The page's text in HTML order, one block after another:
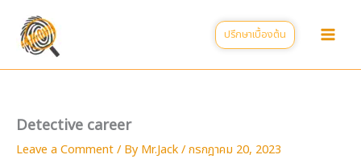
content
ปรึกษาเบื้องต้น
Detective career
Leave a Comment/ ByMr.Jack/กรกฎาคม 20, 2023